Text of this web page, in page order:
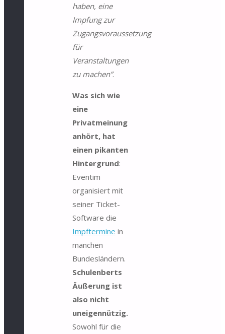
haben, eine
Impfung zur
Zugangsvoraussetzung
für
Veranstaltungen
zu machen”.
Was sich wie
eine
Privatmeinung
anhört, hat
einen pikanten
Hintergrund:
Eventim
organisiert mit
seiner Ticket-
Software die
Impftermine in
manchen
Bundesländern.
Schulenberts
Äußerung ist
also nicht
uneigennützig.
Sowohl für die